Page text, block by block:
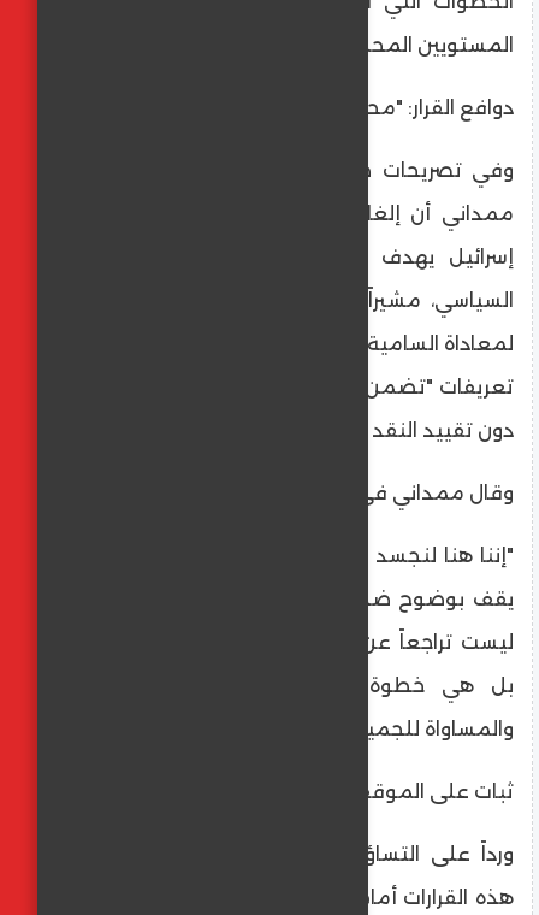
المستويين المحلي والدولي.
​دوافع القرار: "محاربة الكراهية للجميع"
​وفي تصريحات صحفية أدلى بها اليوم، أوضح
ممداني أن إلغاء القيود المتعلقة بمقاطعة
إسرائيل يهدف إلى حماية الحق في التعبير
السياسي، مشيراً إلى أن حذف التعريف الدولي
لمعاداة السامية يأتي في سياق رغبته في وضع
تعريفات "تضمن محاربة الكراهية بكافة أشكالها
دون تقييد النقد السياسي المشروع".
​وقال ممداني في تصريحه:
​"إننا هنا لنجسد عهداً جديداً في نيويورك، عهداً
يقف بوضوح ضد الكراهية بكل أنواعها. قراراتنا
ليست تراجعاً عن حماية المكونات المجتمعية،
بل هي خطوة للأمام نحو ضمان العدالة
والمساواة للجميع."
​ثبات على الموقف رغم الضغوط
​ورداً على التساؤلات حول إمكانية تراجعه عن
هذه القرارات أمام الضغوط السياسية المتزايدة،